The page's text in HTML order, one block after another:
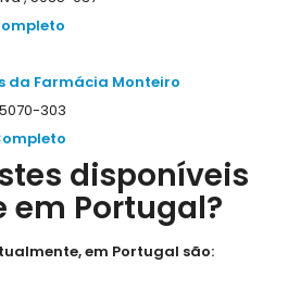
da Farmácia Monteiro
303
disponíveis
Portugal?
em Portugal são: